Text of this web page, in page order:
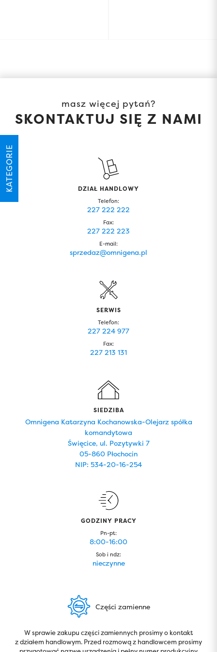
KATEGORIE
masz więcej pytań?
SKONTAKTUJ SIĘ Z NAMI
DZIAŁ HANDLOWY
Telefon:
227 222 222
Fax:
227 222 223
E-mail:
sprzedaz@omnigena.pl
SERWIS
Telefon:
227 224 977
Fax:
227 213 131
SIEDZIBA
Omnigena Katarzyna Kochanowska-Olejarz spółka
komandytowa
Święcice, ul. Pozytywki 7
05-860 Płochocin
NIP: 534-20-16-254
GODZINY PRACY
Pn-pt:
8:00-16:00
Sob i ndz:
nieczynne
Części zamienne
W sprawie zakupu części zamiennych prosimy o kontakt
z działem handlowym. Przed rozmową z handlowcem prosimy